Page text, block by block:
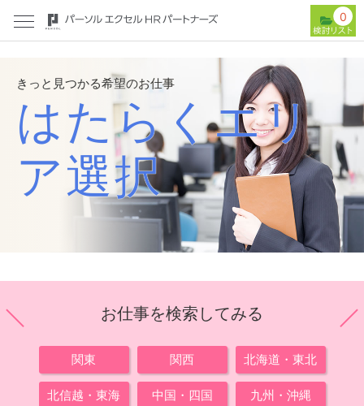
0
きっと見つかる希望のお仕事
はたらくエリ
ア選択
お仕事を検索してみる
関東 関西 北海道・東北
北信越・東海 中国・四国 九州・沖縄